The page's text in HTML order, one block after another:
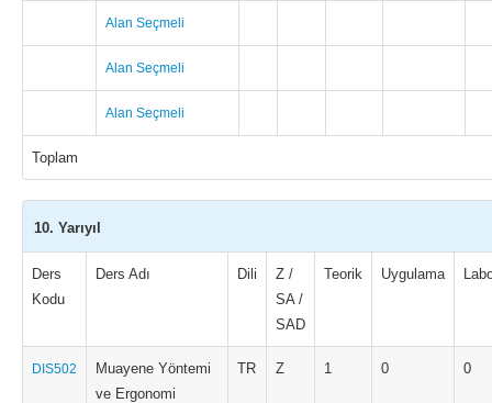
Alan Seçmeli
Alan Seçmeli
Alan Seçmeli
Toplam
10. Yarıyıl
Ders
Kodu
Ders Adı Dili
Z /
SA /
SAD
Teorik Uygulama
DIS502
Muayene Yöntemi
ve Ergonomi
TR Z 1 0 0